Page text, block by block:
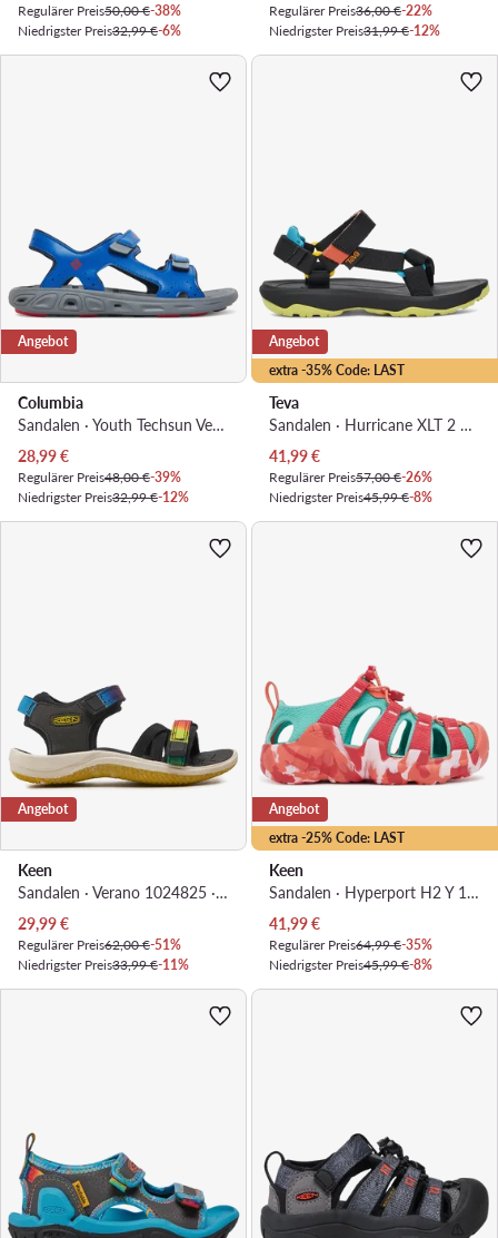
Regulärer Preis50,00 €-38%
Niedrigster Preis32,99 €-6%
Regulärer Preis36,00 €-22%
Niedrigster Preis31,99 €-12%
Angebot
Columbia
Sandalen · Youth Techsun Vent BY4566 · Blau
Aktueller Preis
28,99€
Regulärer Preis48,00 €-39%
Niedrigster Preis32,99 €-12%
extra -35% Code: LAST
Angebot
Teva
Sandalen · Hurricane XLT 2 1019390C · Schwarz
Aktueller Preis
41,99€
Regulärer Preis57,00 €-26%
Niedrigster Preis45,99 €-8%
Angebot
Keen
Sandalen · Verano 1024825 · Schwarz
Aktueller Preis
29,99€
Regulärer Preis62,00 €-51%
Niedrigster Preis33,99 €-11%
extra -25% Code: LAST
Angebot
Keen
Sandalen · Hyperport H2 Y 1030832 · Rosa
Aktueller Preis
41,99€
Regulärer Preis64,99 €-35%
Niedrigster Preis45,99 €-8%